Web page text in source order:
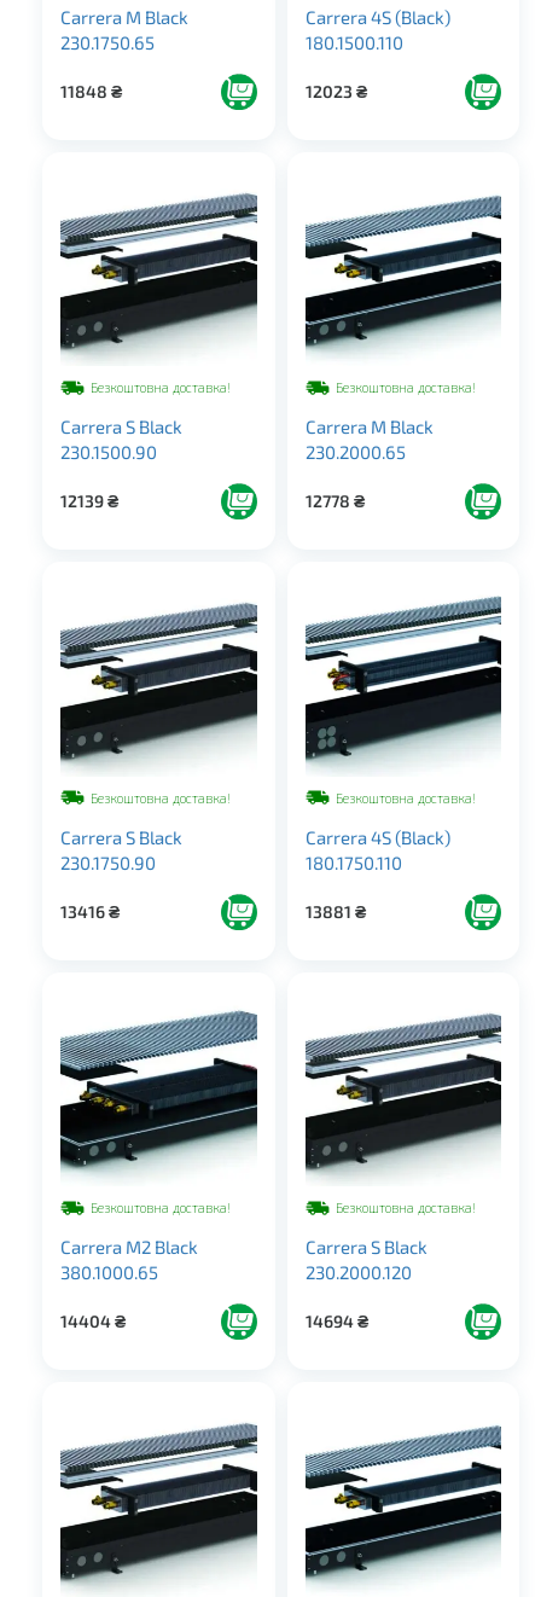
Carrera M Black
230.1750.65
11848 ₴
Carrera 4S (Black)
180.1500.110
12023 ₴
Безкоштовна доставка!
Carrera S Black
230.1500.90
12139₴
Безкоштовна доставка!
Carrera M Black
230.2000.65
12778 ₴
Безкоштовна доставка!
Carrera S Black
230.1750.90
13416₴
Безкоштовна доставка!
Carrera 4S (Black)
180.1750.110
13881 ₴
Безкоштовна доставка!
Carrera M2 Black
380.1000.65
14404₴
Безкоштовна доставка!
Carrera S Black
230.2000.120
14694₴